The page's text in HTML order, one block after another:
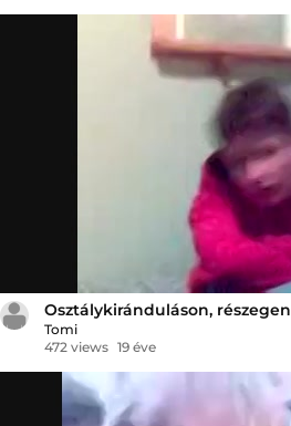
Osztálykiránduláson, részegen
Tomi
472 views 19 éve